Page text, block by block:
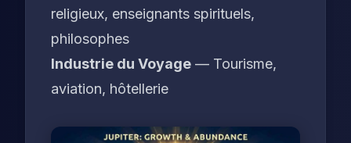
religieux, enseignants spirituels,
philosophes
Industrie du Voyage — Tourisme,
aviation, hôtellerie